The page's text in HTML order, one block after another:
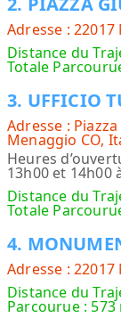
Adresse :
Distance du
Totale
3. UFFICIO
Adresse :
Menaggio CO,
Heures
13h00 et 14h00
Distance du
Totale
4.
Adresse :
Distance du
Parcourue : 573